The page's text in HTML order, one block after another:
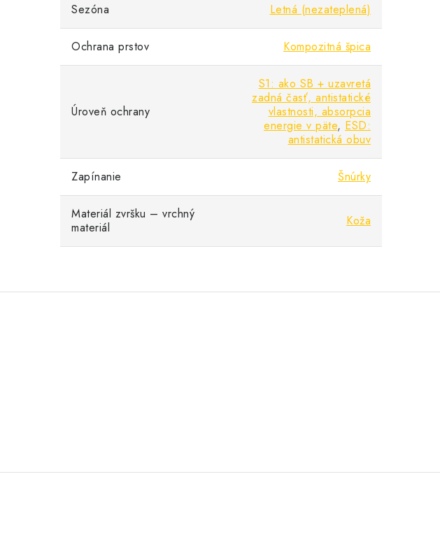
Sezóna Letná (nezateplená)
Ochrana prstov Kompozitná špica
Úroveň ochrany
S1: ako SB + uzavretá
zadná časť, antistatické
vlastnosti, absorpcia
energie v päte, ESD:
antistatická obuv
Zapínanie Šnúrky
Materiál zvršku – vrchný
materiál
Koža